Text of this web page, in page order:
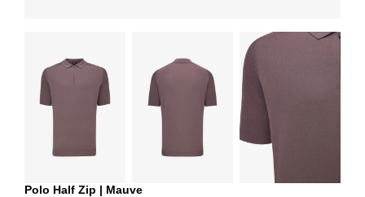
Polo Half Zip | Mauve